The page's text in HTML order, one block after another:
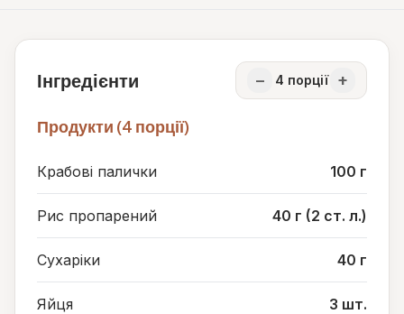
Інгредієнти − 4 порції +
Продукти (4 порції)
Крабові палички 100 г
Рис пропарений 40 г (2 ст. л.)
Сухаріки 40 г
Яйця 3 шт.